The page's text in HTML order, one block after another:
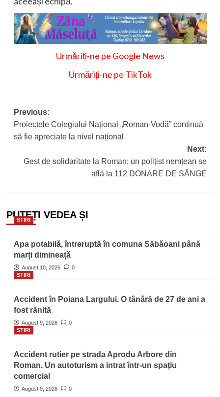
Urmăriți-ne pe Google News
Urmăriți-ne pe TikTok
Post
navigation
Previous:
Proiectele Colegiului Național „Roman-Vodă” continuă
să fie apreciate la nivel național
Next:
Gest de solidaritate la Roman: un polițist nemțean se
află la 112 DONARE DE SÂNGE
PUTEȚI VEDEA ȘI
STIRI
Apa potabilă, întreruptă în comuna Săbăoani până
marți dimineață
August 10, 2026
0
STIRI
Accident în Poiana Largului. O tânără de 27 de ani a
fost rănită
August 9, 2026
0
STIRI
Accident rutier pe strada Aprodu Arbore din
Roman. Un autoturism a intrat într-un spațiu
comercial
August 9, 2026 0